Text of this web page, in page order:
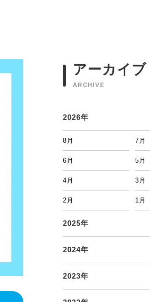
アーカイブ
ARCHIVE
2026年
8月 7月
6月 5月
4月 3月
2月 1月
2025年
2024年
2023年